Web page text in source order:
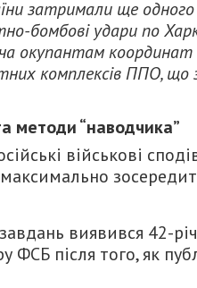
затримали ще
бомбові удари по
окупантам координат
комплексів ППО,
методи “наводчика”
військові
виявився 42-
ФСБ після того, як